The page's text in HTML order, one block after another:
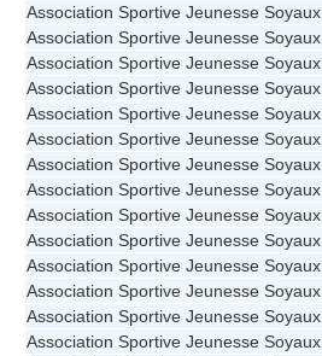
Association Sportive Jeunesse Soyaux
Association Sportive Jeunesse Soyaux
Association Sportive Jeunesse Soyaux
Association Sportive Jeunesse Soyaux
Association Sportive Jeunesse Soyaux
Association Sportive Jeunesse Soyaux
Association Sportive Jeunesse Soyaux
Association Sportive Jeunesse Soyaux
Association Sportive Jeunesse Soyaux
Association Sportive Jeunesse Soyaux
Association Sportive Jeunesse Soyaux
Association Sportive Jeunesse Soyaux
Association Sportive Jeunesse Soyaux
Association Sportive Jeunesse Soyaux